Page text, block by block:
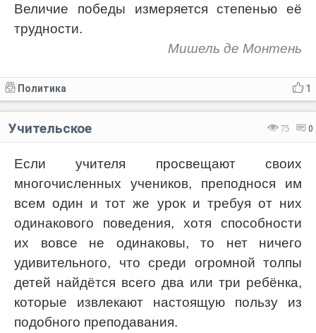
Величие победы измеряется степенью её
трудности.
Мишель де Монтень
1
Политика
75 0
Учительское
Если учителя просвещают своих
многочисленных учеников, преподнося им
всем один и тот же урок и требуя от них
одинакового поведения, хотя способности
их вовсе не одинаковы, то нет ничего
удивительного, что среди огромной толпы
детей найдётся всего два или три ребёнка,
которые извлекают настоящую пользу из
подобного преподавания.